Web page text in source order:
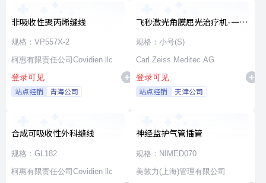
非吸收性聚丙烯缝线
规格：VP557X-2
柯惠有限责任公司Covidien llc
登录可见
站点经销 青海公司
飞秒激光角膜屈光治疗机-一次
性使用无菌治疗包
规格：小号(S)
Carl Zeiss Meditec AG
登录可见
站点经销 天津公司
合成可吸收性外科缝线
规格：GL182
柯惠有限责任公司Covidien llc
神经监护气管插管
规格：NIMED070
美敦力(上海)管理有限公司